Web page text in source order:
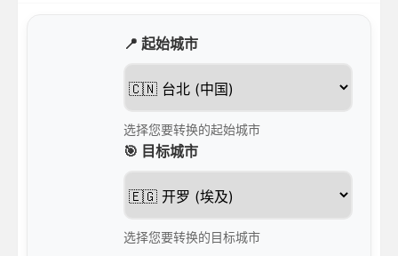
📍 起始城市
选择您要转换的起始城市
🎯 目标城市
选择您要转换的目标城市